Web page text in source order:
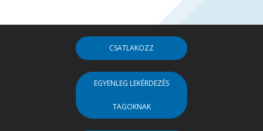
CSATLAKOZZ
EGYENLEG LEKÉRDEZÉS
TAGOKNAK